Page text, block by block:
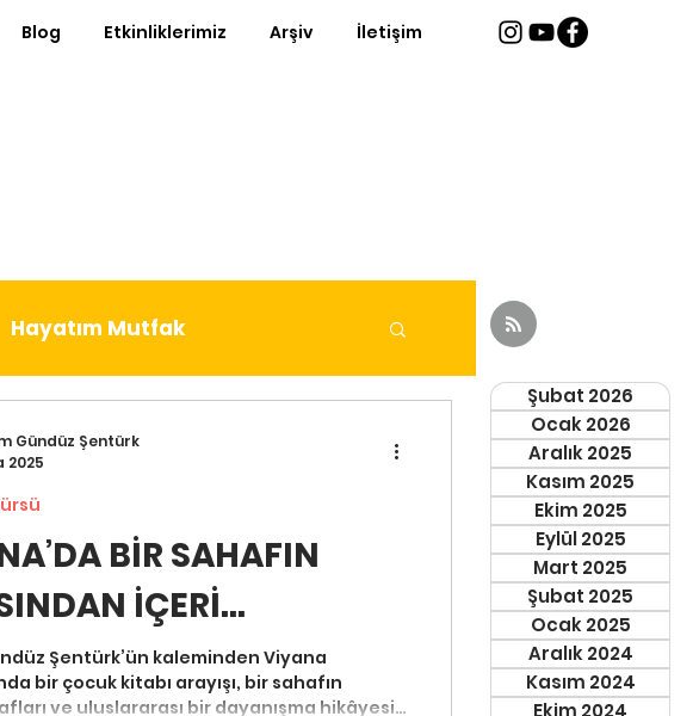
Blog Etkinliklerimiz Arşiv İletişim
Hayatım Mutfak
Deneyimleri
BİR SAHAFIN
İÇERİ...
Şentürk’ün kaleminden Viyana
bir çocuk kitabı arayışı, bir sahafın
ve uluslararası bir dayanışma hikâyesi.
Gündüz Şentürk
2025
Şubat 2026
Ocak 2026
Aralık 2025
Kasım 2025
Ekim 2025
Eylül 2025
Mart 2025
Şubat 2025
Ocak 2025
Aralık 2024
Kasım 2024
Ekim 2024